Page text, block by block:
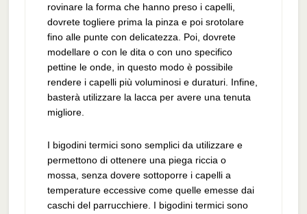
rovinare la forma che hanno preso i capelli,
dovrete togliere prima la pinza e poi srotolare
fino alle punte con delicatezza. Poi, dovrete
modellare o con le dita o con uno specifico
pettine le onde, in questo modo è possibile
rendere i capelli più voluminosi e duraturi. Infine,
basterà utilizzare la lacca per avere una tenuta
migliore.
I bigodini termici sono semplici da utilizzare e
permettono di ottenere una piega riccia o
mossa, senza dovere sottoporre i capelli a
temperature eccessive come quelle emesse dai
caschi del parrucchiere. I bigodini termici sono